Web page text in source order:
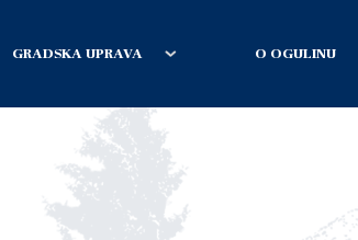
GRADSKA UPRAVA O OGULINU